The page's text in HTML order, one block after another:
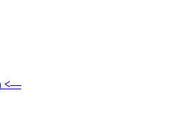
<—